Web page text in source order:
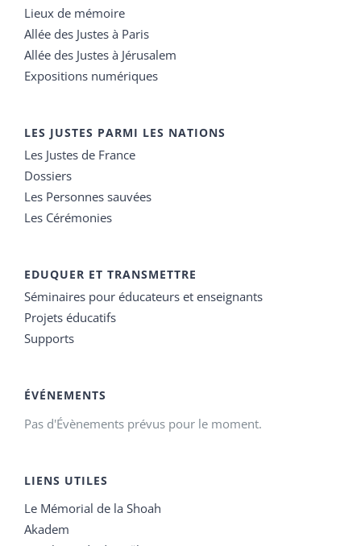
Lieux de mémoire
Allée des Justes à Paris
Allée des Justes à Jérusalem
Expositions numériques
LES JUSTES PARMI LES NATIONS
Les Justes de France
Dossiers
Les Personnes sauvées
Les Cérémonies
EDUQUER ET TRANSMETTRE
Séminaires pour éducateurs et enseignants
Projets éducatifs
Supports
ÉVÉNEMENTS
Pas d'Évènements prévus pour le moment.
LIENS UTILES
Le Mémorial de la Shoah
Akadem